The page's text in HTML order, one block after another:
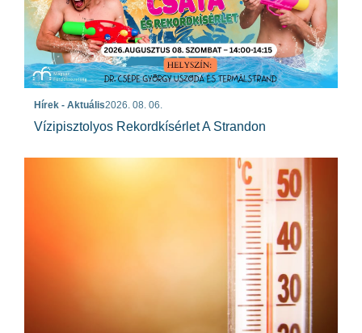
Hírek - Aktuális2026. 08. 06.
Vízipisztolyos Rekordkísérlet A Strandon